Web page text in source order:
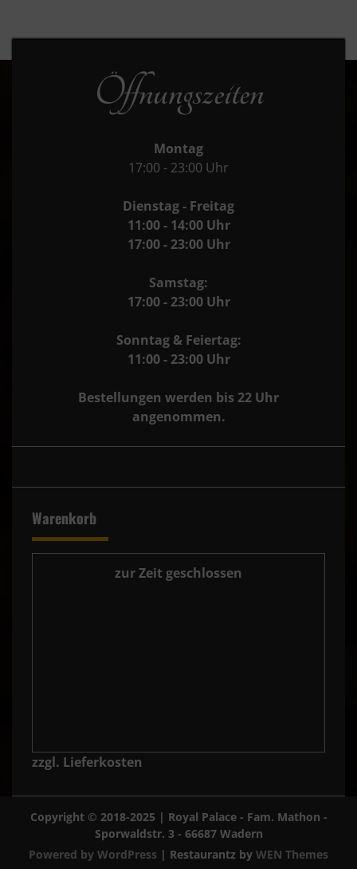
Öffnungszeiten
Montag
17:00 - 23:00 Uhr
Dienstag - Freitag
11:00 - 14:00 Uhr
17:00 - 23:00 Uhr
Samstag:
17:00 - 23:00 Uhr
Sonntag & Feiertag:
11:00 - 23:00 Uhr
Bestellungen werden bis 22 Uhr
angenommen.
Warenkorb
zur Zeit geschlossen
zzgl. Lieferkosten
Copyright © 2018-2025 | Royal Palace - Fam. Mathon -
Sporwaldstr. 3 - 66687 Wadern
Powered by WordPress | Restaurantz by WEN Themes